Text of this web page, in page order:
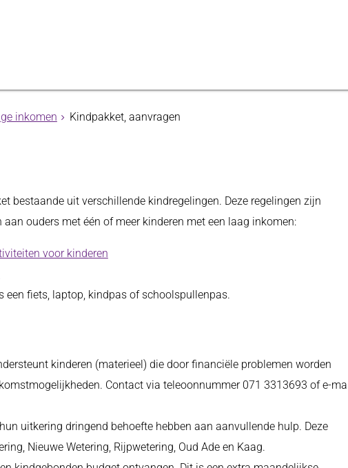
inkomen Kindpakket, aanvragen
bestaande uit verschillende kindregelingen. Deze regelingen zijn
ouders met één of meer kinderen met een laag inkomen:
voor kinderen
een fiets, laptop, kindpas of schoolspullenpas.
kinderen (materieel) die door financiële problemen worden
Contact via teleoonnummer 071 3313693 of e-
uitkering dringend behoefte hebben aan aanvullende hulp. Deze
Nieuwe Wetering, Rijpwetering, Oud Ade en Kaag.